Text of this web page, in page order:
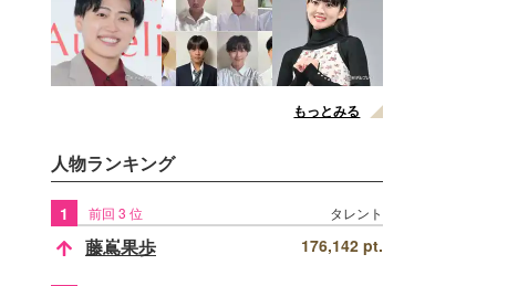
もっとみる
人物ランキング
1 前回 3 位 タレント
藤嶌果歩 176,142 pt.